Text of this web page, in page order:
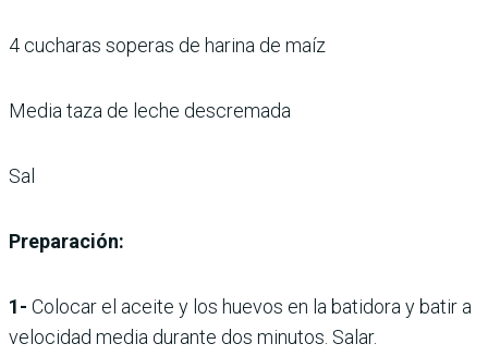
4 cucharas soperas de harina de maíz
Media taza de leche descremada
Sal
Preparación:
1- Colocar el aceite y los huevos en la batidora y batir a
velocidad media durante dos minutos. Salar.